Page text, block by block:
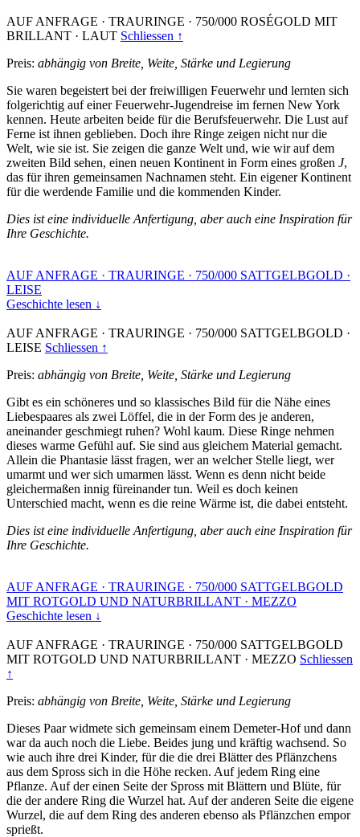
AUF ANFRAGE · TRAURINGE · 750/000 ROSÉGOLD MIT
BRILLANT · LAUT Schliessen ↑
Preis: abhängig von Breite, Weite, Stärke und Legierung
Sie waren begeistert bei der freiwilligen Feuerwehr und lernten sich
folgerichtig auf einer Feuerwehr-Jugendreise im fernen New York
kennen. Heute arbeiten beide für die Berufsfeuerwehr. Die Lust auf
Ferne ist ihnen geblieben. Doch ihre Ringe zeigen nicht nur die
Welt, wie sie ist. Sie zeigen die ganze Welt und, wie wir auf dem
zweiten Bild sehen, einen neuen Kontinent in Form eines großen J,
das für ihren gemeinsamen Nachnamen steht. Ein eigener Kontinent
für die werdende Familie und die kommenden Kinder.
Dies ist eine individuelle Anfertigung, aber auch eine Inspiration für
Ihre Geschichte.
AUF ANFRAGE · TRAURINGE · 750/000 SATTGELBGOLD ·
LEISE
Geschichte lesen ↓
AUF ANFRAGE · TRAURINGE · 750/000 SATTGELBGOLD ·
LEISE Schliessen ↑
Preis: abhängig von Breite, Weite, Stärke und Legierung
Gibt es ein schöneres und so klassisches Bild für die Nähe eines
Liebespaares als zwei Löffel, die in der Form des je anderen,
aneinander geschmiegt ruhen? Wohl kaum. Diese Ringe nehmen
dieses warme Gefühl auf. Sie sind aus gleichem Material gemacht.
Allein die Phantasie lässt fragen, wer an welcher Stelle liegt, wer
umarmt und wer sich umarmen lässt. Wenn es denn nicht beide
gleichermaßen innig füreinander tun. Weil es doch keinen
Unterschied macht, wenn es die reine Wärme ist, die dabei entsteht.
Dies ist eine individuelle Anfertigung, aber auch eine Inspiration für
Ihre Geschichte.
AUF ANFRAGE · TRAURINGE · 750/000 SATTGELBGOLD
MIT ROTGOLD UND NATURBRILLANT · MEZZO
Geschichte lesen ↓
AUF ANFRAGE · TRAURINGE · 750/000 SATTGELBGOLD
MIT ROTGOLD UND NATURBRILLANT · MEZZO Schliessen
↑
Preis: abhängig von Breite, Weite, Stärke und Legierung
Dieses Paar widmete sich gemeinsam einem Demeter-Hof und dann
war da auch noch die Liebe. Beides jung und kräftig wachsend. So
wie auch ihre drei Kinder, für die die drei Blätter des Pflänzchens
aus dem Spross sich in die Höhe recken. Auf jedem Ring eine
Pflanze. Auf der einen Seite der Spross mit Blättern und Blüte, für
die der andere Ring die Wurzel hat. Auf der anderen Seite die eigene
Wurzel, die auf dem Ring des anderen ebenso als Pflänzchen empor
sprießt.